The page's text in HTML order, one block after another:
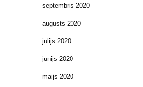
septembris 2020
augusts 2020
jūlijs 2020
jūnijs 2020
maijs 2020